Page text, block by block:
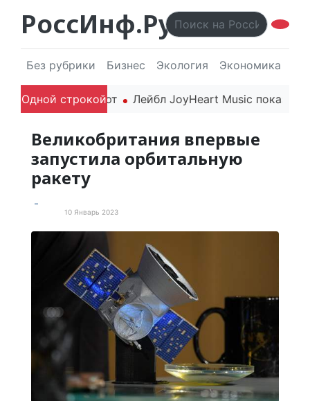
РоссИнф.Ру
Без рубрики Бизнес Экология Экономика
Одной строкой
года впечатляют Лейбл JoyHeart Music
Великобритания впервые
запустила орбитальную
ракету
10 Январь 2023